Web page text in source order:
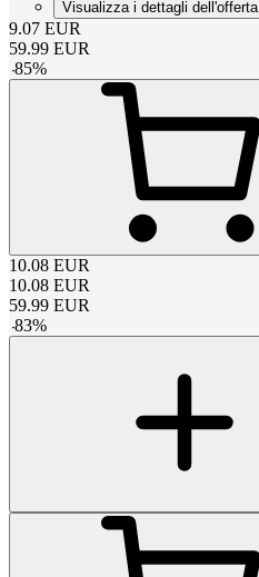
Visualizza i dettagli dell'offerta
9.07 EUR
59.99 EUR
-85%
10.08 EUR
10.08 EUR
59.99 EUR
-83%